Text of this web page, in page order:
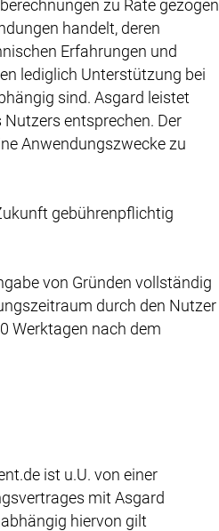
zu Rate gezogen
handelt, deren
Erfahrungen und
lediglich Unterstützung bei
sind. Asgard leistet
entsprechen. Der
Anwendungszwecke zu
gebührenpflichtig
von Gründen vollständig
durch den Nutzer
Werktagen nach dem
ist u.U. von einer
mit Asgard
hiervon gilt